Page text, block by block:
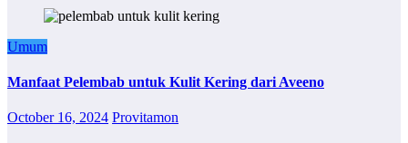
Umum
Manfaat Pelembab untuk Kulit Kering dari Aveeno
October 16, 2024 Provitamon